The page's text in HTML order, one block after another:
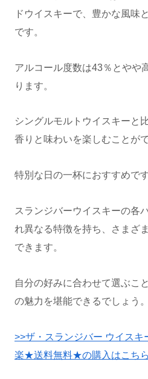
ドウイスキーで、豊かな風味
です。
アルコール度数は43％とやや
ります。
シングルモルトウイスキーと
香りと味わいを楽しむことが
特別な日の一杯におすすめです
スランジバーウイスキーの各
れ異なる特徴を持ち、さまざ
できます。
自分の好みに合わせて選ぶこ
の魅力を堪能できるでしょう。
>>ザ・スランジバー ウイスキ
楽★送料無料★の購入はこち